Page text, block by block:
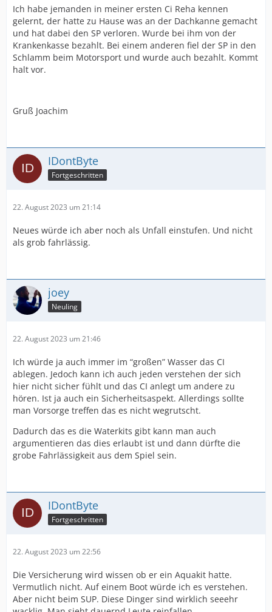
Ich habe jemanden in meiner ersten Ci Reha kennen
gelernt, der hatte zu Hause was an der Dachkanne gemacht
und hat dabei den SP verloren. Wurde bei ihm von der
Krankenkasse bezahlt. Bei einem anderen fiel der SP in den
Schlamm beim Motorsport und wurde auch bezahlt. Kommt
halt vor.
Gruß Joachim
IDontByte
Fortgeschritten
22. August 2023 um 21:14
Neues würde ich aber noch als Unfall einstufen. Und nicht
als grob fahrlässig.
joey
Neuling
22. August 2023 um 21:46
Ich würde ja auch immer im “großen” Wasser das CI
ablegen. Jedoch kann ich auch jeden verstehen der sich
hier nicht sicher fühlt und das CI anlegt um andere zu
hören. Ist ja auch ein Sicherheitsaspekt. Allerdings sollte
man Vorsorge treffen das es nicht wegrutscht.
Dadurch das es die Waterkits gibt kann man auch
argumentieren das dies erlaubt ist und dann dürfte die
grobe Fahrlässigkeit aus dem Spiel sein.
IDontByte
Fortgeschritten
22. August 2023 um 22:56
Die Versicherung wird wissen ob er ein Aquakit hatte.
Vermutlich nicht. Auf einem Boot würde ich es verstehen.
Aber nicht beim SUP. Diese Dinger sind wirklich seeehr